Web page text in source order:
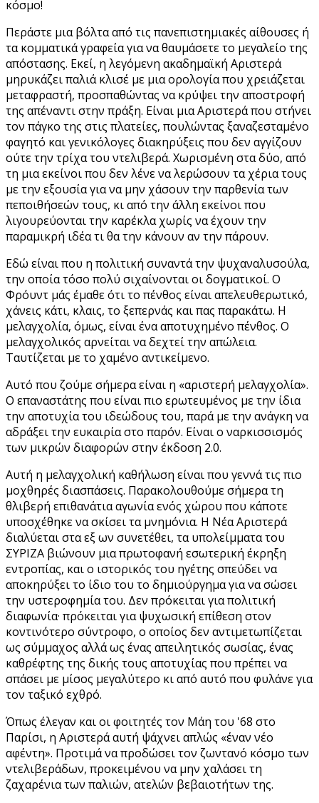
κόσμο!
Περάστε μια βόλτα από τις πανεπιστημιακές αίθουσες ή
τα κομματικά γραφεία για να θαυμάσετε το μεγαλείο της
απόστασης. Εκεί, η λεγόμενη ακαδημαϊκή Αριστερά
μηρυκάζει παλιά κλισέ με μια ορολογία που χρειάζεται
μεταφραστή, προσπαθώντας να κρύψει την αποστροφή
της απέναντι στην πράξη. Είναι μια Αριστερά που στήνει
τον πάγκο της στις πλατείες, πουλώντας ξαναζεσταμένο
φαγητό και γενικόλογες διακηρύξεις που δεν αγγίζουν
ούτε την τρίχα του ντελιβερά. Χωρισμένη στα δύο, από
τη μια εκείνοι που δεν λένε να λερώσουν τα χέρια τους
με την εξουσία για να μην χάσουν την παρθενία των
πεποιθήσεών τους, κι από την άλλη εκείνοι που
λιγουρεύονται την καρέκλα χωρίς να έχουν την
παραμικρή ιδέα τι θα την κάνουν αν την πάρουν.
Εδώ είναι που η πολιτική συναντά την ψυχαναλυσούλα,
την οποία τόσο πολύ σιχαίνονται οι δογματικοί. Ο
Φρόυντ μάς έμαθε ότι το πένθος είναι απελευθερωτικό,
χάνεις κάτι, κλαις, το ξεπερνάς και πας παρακάτω. Η
μελαγχολία, όμως, είναι ένα αποτυχημένο πένθος. Ο
μελαγχολικός αρνείται να δεχτεί την απώλεια.
Ταυτίζεται με το χαμένο αντικείμενο.
Αυτό που ζούμε σήμερα είναι η «αριστερή μελαγχολία».
Ο επαναστάτης που είναι πιο ερωτευμένος με την ίδια
την αποτυχία του ιδεώδους του, παρά με την ανάγκη να
αδράξει την ευκαιρία στο παρόν. Είναι ο ναρκισσισμός
των μικρών διαφορών στην έκδοση 2.0.
Αυτή η μελαγχολική καθήλωση είναι που γεννά τις πιο
μοχθηρές διασπάσεις. Παρακολουθούμε σήμερα τη
θλιβερή επιθανάτια αγωνία ενός χώρου που κάποτε
υποσχέθηκε να σκίσει τα μνημόνια. Η Νέα Αριστερά
διαλύεται στα εξ ων συνετέθει, τα υπολείμματα του
ΣΥΡΙΖΑ βιώνουν μια πρωτοφανή εσωτερική έκρηξη
εντροπίας, και ο ιστορικός του ηγέτης σπεύδει να
αποκηρύξει το ίδιο του το δημιούργημα για να σώσει
την υστεροφημία του. Δεν πρόκειται για πολιτική
διαφωνία· πρόκειται για ψυχωσική επίθεση στον
κοντινότερο σύντροφο, ο οποίος δεν αντιμετωπίζεται
ως σύμμαχος αλλά ως ένας απειλητικός σωσίας, ένας
καθρέφτης της δικής τους αποτυχίας που πρέπει να
σπάσει με μίσος μεγαλύτερο κι από αυτό που φυλάνε για
τον ταξικό εχθρό.
Όπως έλεγαν και οι φοιτητές τον Μάη του '68 στο
Παρίσι, η Αριστερά αυτή ψάχνει απλώς «έναν νέο
αφέντη». Προτιμά να προδώσει τον ζωντανό κόσμο των
ντελιβεράδων, προκειμένου να μην χαλάσει τη
ζαχαρένια των παλιών, ατελών βεβαιοτήτων της.